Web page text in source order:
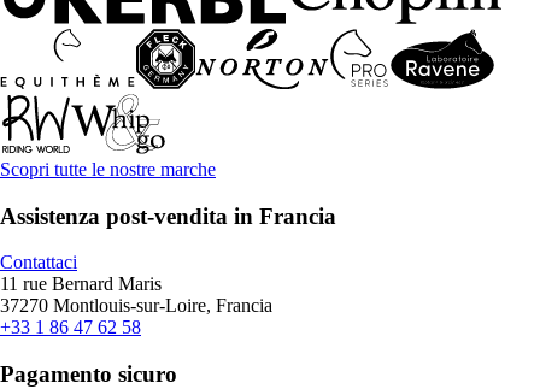
Scopri tutte le nostre marche
Assistenza post-vendita in Francia
Contattaci
11 rue Bernard Maris
37270 Montlouis-sur-Loire, Francia
+33 1 86 47 62 58
Pagamento sicuro